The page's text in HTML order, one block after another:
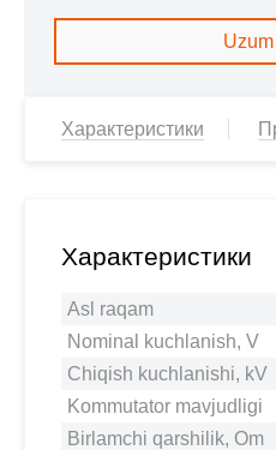
Характеристики
Характеристики
Asl raqam
Nominal kuchlanish, V
Chiqish kuchlanishi, kV
Kommutator mavjudligi
Birlamchi qarshilik, Om